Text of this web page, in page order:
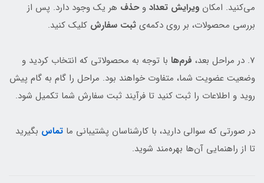
می‌کنید. امکان ویرایش تعداد وحذف هر یک وجود دارد. پس از
بررسی محصولات، بر روی دکمه‌ی ثبت سفارش کلیک کنید.
7. در مراحل بعد، فرم‌ها با توجه به محصولاتی که انتخاب کردید و
وضعیت عضویت شما، متفاوت خواهند بود. مراحل را گام به گام پیش
روید و اطلاعات را ثبت کنید تا فرآیند ثبت سفارش شما تکمیل شود.
در صورتی که سوالی دارید، با کارشناسان پشتیبانی ما تماس بگیرید
تا از راهنمایی آن‌ها بهره‌مند شوید.